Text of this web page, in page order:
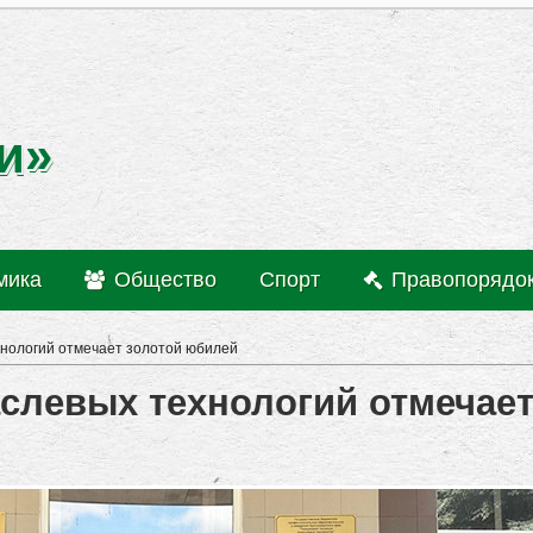
Общество Спорт
отмечает золотой юбилей
технологий